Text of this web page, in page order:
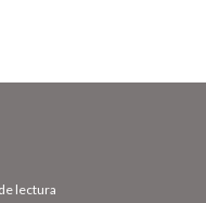
lectura